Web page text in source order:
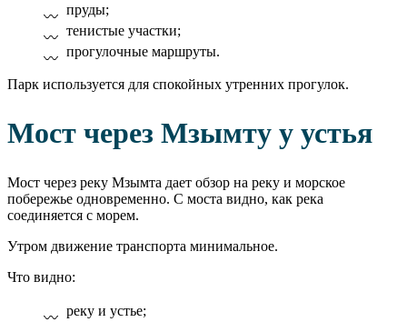
пруды;
тенистые участки;
прогулочные маршруты.
Парк используется для спокойных утренних прогулок.
Мост через Мзымту у устья
Мост через реку Мзымта дает обзор на реку и морское
побережье одновременно. С моста видно, как река
соединяется с морем.
Утром движение транспорта минимальное.
Что видно:
реку и устье;